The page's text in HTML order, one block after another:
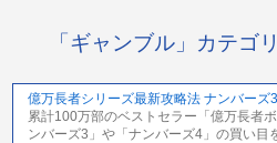
「ギャンブル」カテゴ
億万長者シリーズ最新攻略法 ナンバーズ
累計100万部のベストセラー「億万長者
ンバーズ3」や「ナンバーズ4」の買い目